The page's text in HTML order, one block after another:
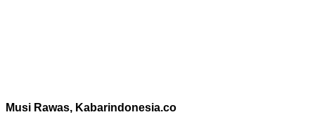
Musi Rawas, Kabarindonesia.co